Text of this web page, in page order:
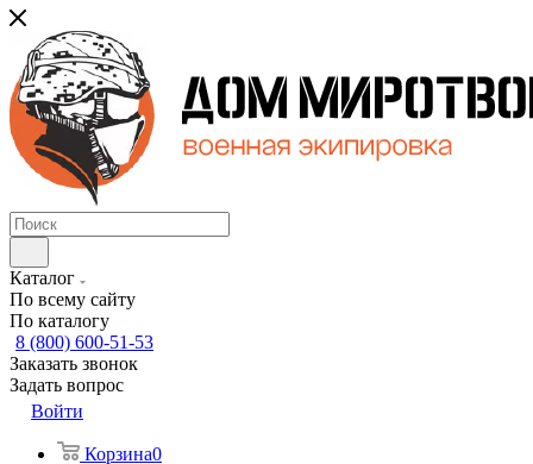
Каталог
По всему сайту
По каталогу
8 (800) 600-51-53
Заказать звонок
Задать вопрос
Войти
Корзина0